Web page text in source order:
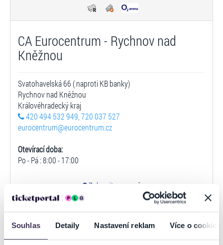
Souhlas Detaily Nastavení reklam Více o cookies
CA Eurocentrum - Rychnov nad
Kněžnou
Svatohavelská 66 ( naproti KB banky)
Rychnov nad Kněžnou
Královéhradecký kraj
420 494 532 949, 720 037 527
eurocentrum@eurocentrum.cz
Otevírací doba:
Po - Pá : 8:00 - 17:00
Zobrazit na mapě